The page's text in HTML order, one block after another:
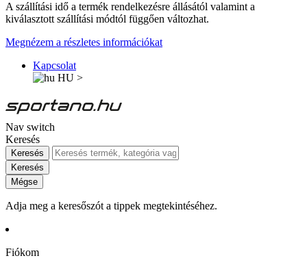
A szállítási idő a termék rendelkezésre állásától valamint a
kiválasztott szállítási módtól függően változhat.
Megnézem a részletes információkat
Kapcsolat
HU >
Nav switch
Keresés
Keresés
Keresés
Mégse
Adja meg a keresőszót a tippek megtekintéséhez.
Fiókom